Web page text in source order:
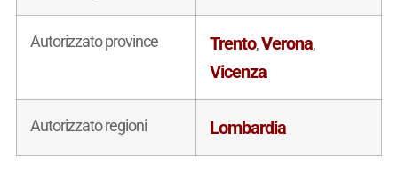
Autorizzato province Trento,Verona,
Vicenza
Autorizzato regioni Lombardia